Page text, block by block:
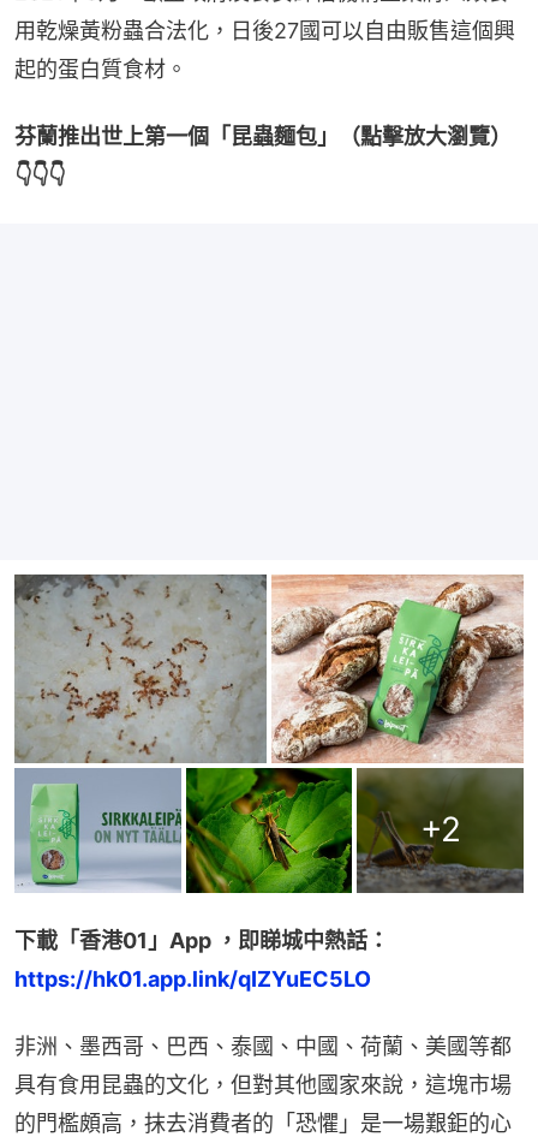
用乾燥黃粉蟲合法化，日後27國可以自由販售這個興
起的蛋白質食材。
芬蘭推出世上第一個「昆蟲麵包」（點擊放大瀏覽）
👇👇👇
+2
下載「香港01」App ，即睇城中熱話：
https://hk01.app.link/qIZYuEC5LO
非洲、墨西哥、巴西、泰國、中國、荷蘭、美國等都
具有食用昆蟲的文化，但對其他國家來說，這塊市場
的門檻頗高，抹去消費者的「恐懼」是一場艱鉅的心